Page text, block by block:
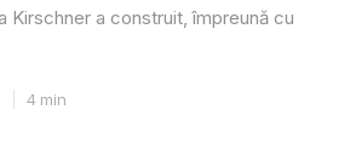
Kirschner a construit, împreună cu
4 min